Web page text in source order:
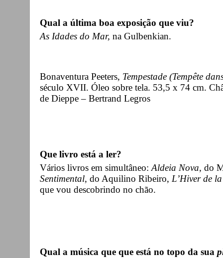
Qual a última boa exposição que viu?
As Idades do Mar, na Gulbenkian.
Bonaventura Peeters, Tempestade (Tempête
século XVII. Óleo sobre tela. 53,5 x 74 cm.
de Dieppe – Bertrand Legros
Que livro está a ler?
Vários livros em simultâneo: Aldeia Nova, do
Sentimental, do Aquilino Ribeiro, L’Hiver de
que vou descobrindo no chão.
Qual a música que que está no topo da sua